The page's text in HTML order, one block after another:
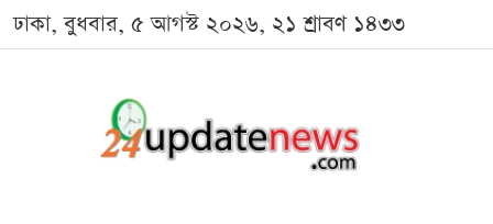
ঢাকা, বুধবার, ৫ আগস্ট ২০২৬, ২১ শ্রাবণ ১৪৩৩